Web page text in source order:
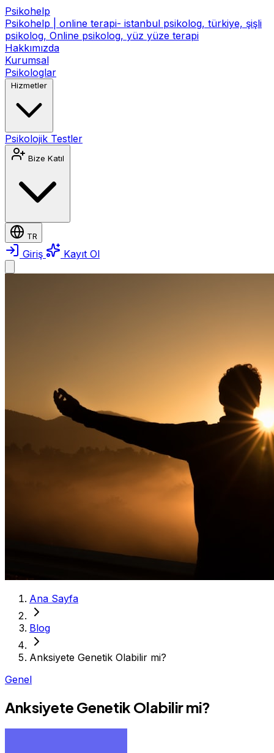
Psikohelp
Psikohelp | online terapi- istanbul psikolog, türkiye, şişli
psikolog, Online psikolog, yüz yüze terapi
Hakkımızda
Kurumsal
Psikologlar
Hizmetler
Psikolojik Testler
Bize Katıl
TR
Giriş Kayıt Ol
Ana Sayfa
Blog
Anksiyete Genetik Olabilir mi?
Genel
Anksiyete Genetik Olabilir mi?